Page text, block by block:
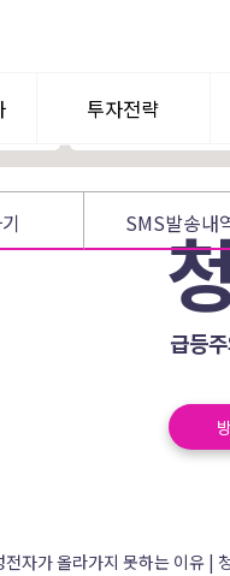
투자전략
급등
SMS발송내
자가 올라가지 못하는 이유 |